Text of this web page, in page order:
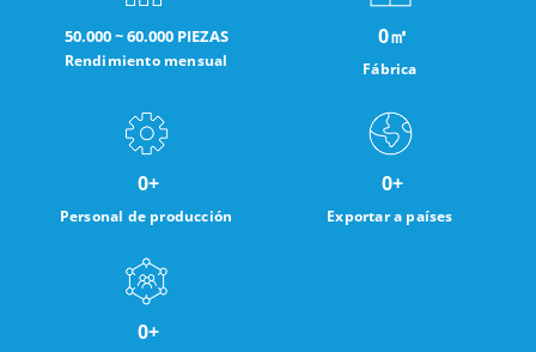
50.000 ~ 60.000 PIEZAS
Rendimiento mensual Fábrica
0㎡
Personal de producción
0+
Exportar a países
0+
0+